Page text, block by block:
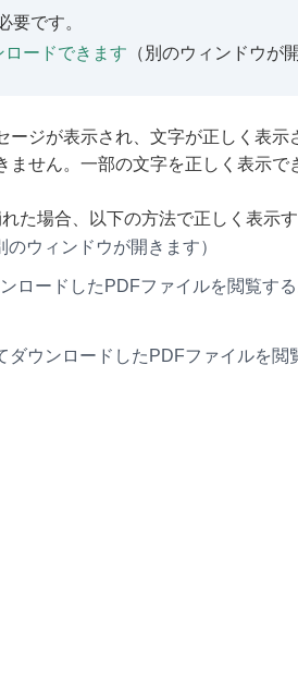
要です。
ードできます （別のウィンドウが
ジが表示され、文字が正しく表示
せん。一部の文字を正しく表示で
た場合、以下の方法で正しく表示す
ウィンドウが開きます）
ロードしたPDFファイルを閲覧す
ウンロードしたPDFファイルを閲